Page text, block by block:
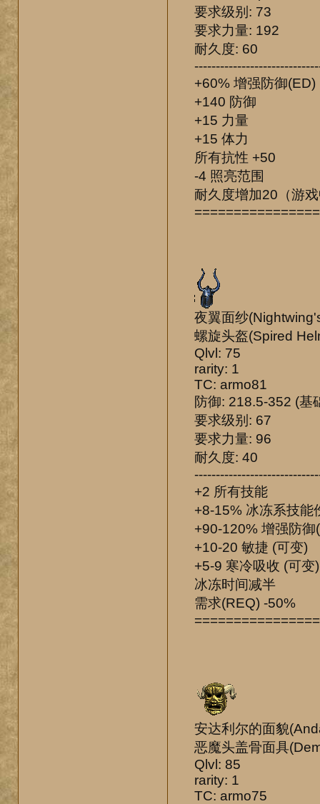
要求级别: 73
要求力量: 192
耐久度: 60
+60% 增强防御(ED)
+140 防御
+15 力量
+15 体力
所有抗性 +50
-4 照亮范围
耐久度增加20（游
夜翼面纱
螺旋头盔(Spired
Qlvl: 75
rarity: 1
TC: armo81
防御: 218.5-352 (基
要求级别: 67
要求力量: 96
耐久度: 40
+2 所有技能
+8-15% 冰冻系技能
+90-120% 增强防御
+10-20 敏捷 (可变)
+5-9 寒冷吸收 (可变)
冰冻时间减半
需求(REQ) -50%
安达利尔的面貌
恶魔头盖骨面具
Qlvl: 85
rarity: 1
TC: armo75